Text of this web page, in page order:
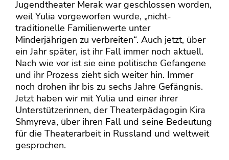
Jugendtheater Merak war geschlossen worden,
weil Yulia vorgeworfen wurde, „nicht-
traditionelle Familienwerte unter
Minderjährigen zu verbreiten“. Auch jetzt, über
ein Jahr später, ist ihr Fall immer noch aktuell.
Nach wie vor ist sie eine politische Gefangene
und ihr Prozess zieht sich weiter hin. Immer
noch drohen ihr bis zu sechs Jahre Gefängnis.
Jetzt haben wir mit Yulia und einer ihrer
Unterstützerinnen, der Theaterpädagogin Kira
Shmyreva, über ihren Fall und seine Bedeutung
für die Theaterarbeit in Russland und weltweit
gesprochen.